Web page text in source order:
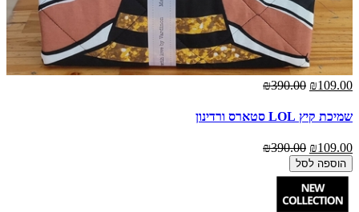
₪109.00
₪390.00
שמיכת קיץ LOL סטארס ורדינון
₪109.00
₪390.00
הוספה לסל